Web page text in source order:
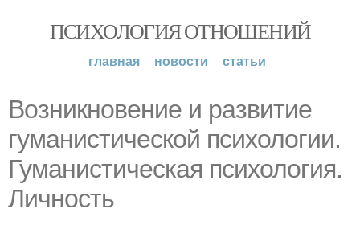
ПСИХОЛОГИЯ ОТНОШЕНИЙ
главная новости статьи
Возникновение и развитие
гуманистической психологии.
Гуманистическая психология.
Личность